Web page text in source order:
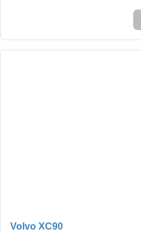
Volvo XC90